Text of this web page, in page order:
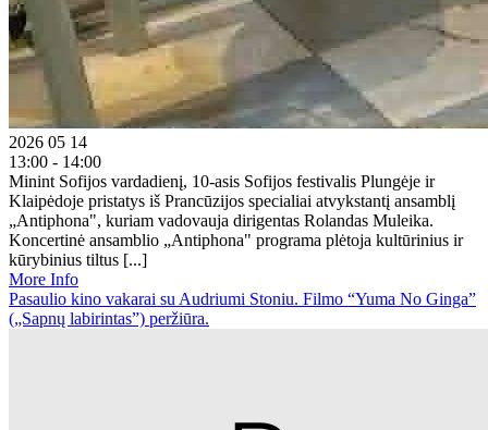
2026 05 14
13:00 - 14:00
Minint Sofijos vardadienį, 10-asis Sofijos festivalis Plungėje ir
Klaipėdoje pristatys iš Prancūzijos specialiai atvykstantį ansamblį
„Antiphona", kuriam vadovauja dirigentas Rolandas Muleika.
Koncertinė ansamblio „Antiphona" programa plėtoja kultūrinius ir
kūrybinius tiltus [...]
More Info
Pasaulio kino vakarai su Audriumi Stoniu. Filmo “Yuma No Ginga”
(„Sapnų labirintas”) peržiūra.